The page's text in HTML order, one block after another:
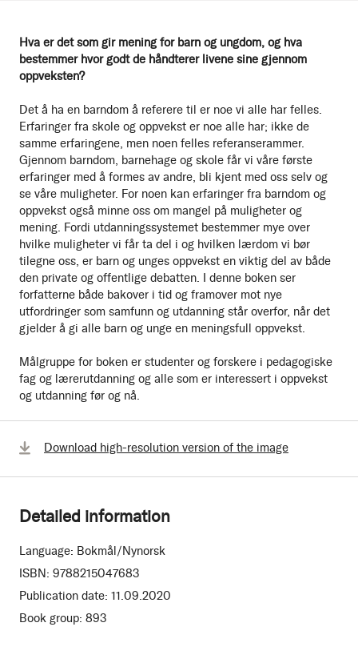
Hva er det som gir mening for barn og ungdom, og hva
bestemmer hvor godt de håndterer livene sine gjennom
oppveksten?
Det å ha en barndom å referere til er noe vi alle har felles.
Erfaringer fra skole og oppvekst er noe alle har; ikke de
samme erfaringene, men noen felles referanserammer.
Gjennom barndom, barnehage og skole får vi våre første
erfaringer med å formes av andre, bli kjent med oss selv og
se våre muligheter. For noen kan erfaringer fra barndom og
oppvekst også minne oss om mangel på muligheter og
mening. Fordi utdanningssystemet bestemmer mye over
hvilke muligheter vi får ta del i og hvilken lærdom vi bør
tilegne oss, er barn og unges oppvekst en viktig del av både
den private og offentlige debatten. I denne boken ser
forfatterne både bakover i tid og framover mot nye
utfordringer som samfunn og utdanning står overfor, når det
gjelder å gi alle barn og unge en meningsfull oppvekst.
Målgruppe for boken er studenter og forskere i pedagogiske
fag og lærerutdanning og alle som er interessert i oppvekst
og utdanning før og nå.
Download high-resolution version of the image
Detailed information
Language: Bokmål/Nynorsk
ISBN: 9788215047683
Publication date: 11.09.2020
Book group: 893